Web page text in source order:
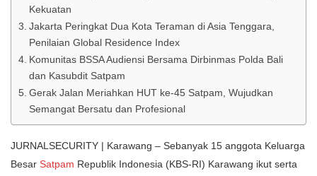
Kekuatan
Jakarta Peringkat Dua Kota Teraman di Asia Tenggara,
Penilaian Global Residence Index
Komunitas BSSA Audiensi Bersama Dirbinmas Polda Bali
dan Kasubdit Satpam
Gerak Jalan Meriahkan HUT ke-45 Satpam, Wujudkan
Semangat Bersatu dan Profesional
JURNALSECURITY | Karawang – Sebanyak 15 anggota Keluarga
Besar Satpam Republik Indonesia (KBS-RI) Karawang ikut serta